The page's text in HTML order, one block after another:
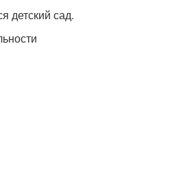
детский сад.